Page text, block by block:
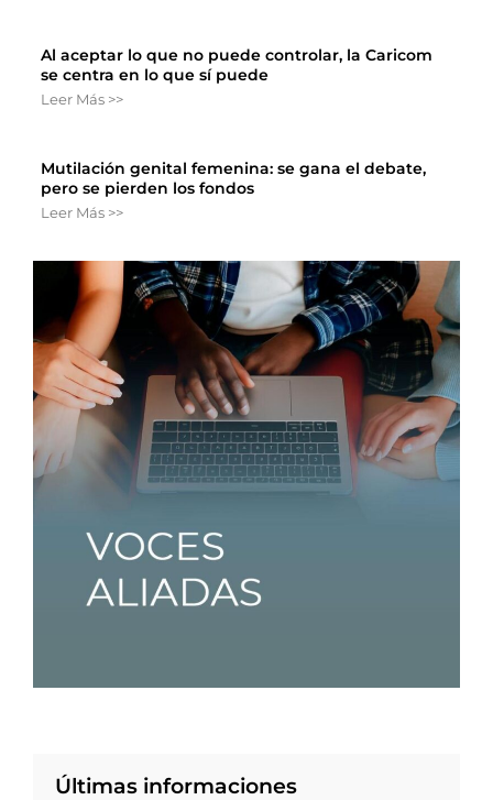
Al aceptar lo que no puede controlar, la Caricom
se centra en lo que sí puede
Leer Más >>
Mutilación genital femenina: se gana el debate,
pero se pierden los fondos
Leer Más >>
Últimas informaciones